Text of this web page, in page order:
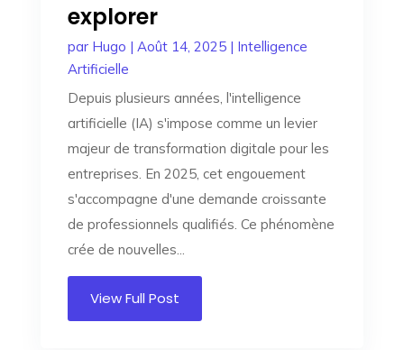
explorer
par Hugo | Août 14, 2025| Intelligence
Artificielle
Depuis plusieurs années, l'intelligence
artificielle (IA) s'impose comme un levier
majeur de transformation digitale pour les
entreprises. En 2025, cet engouement
s'accompagne d'une demande croissante
de professionnels qualifiés. Ce phénomène
crée de nouvelles...
View Full Post